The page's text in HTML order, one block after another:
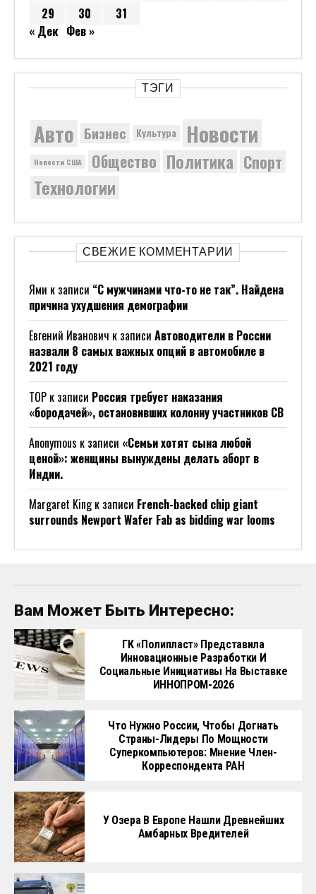
29
30
31
« Дек Фев »
ТЭГИ
Авто Бизнес Культура Новости
Новости США Общество Политика Спорт
Технологии
СВЕЖИЕ КОММЕНТАРИИ
Ями к записи “С мужчинами что-то не так”. Найдена
причина ухудшения демографии
Евгений Иванович к записи Автоводители в России
назвали 8 самых важных опций в автомобиле в
2021 году
ТОР к записи Россия требует наказания
«бородачей», остановивших колонну участников СВ
Anonymous к записи «Семьи хотят сына любой
ценой»: женщины вынуждены делать аборт в
Индии.
Margaret Kingк записи French-backed chip giant
surrounds Newport Wafer Fab as bidding war looms
Вам Может Быть Интересно:
ГК «Полипласт» Представила
Инновационные Разработки И
Социальные Инициативы На Выставке
ИННОПРОМ-2026
Что Нужно России, Чтобы Догнать
Страны-Лидеры По Мощности
Суперкомпьютеров: Мнение Член-
Корреспондента РАН
У Озера В Европе Нашли Древнейших
Амбарных Вредителей